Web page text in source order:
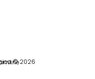
© 2026